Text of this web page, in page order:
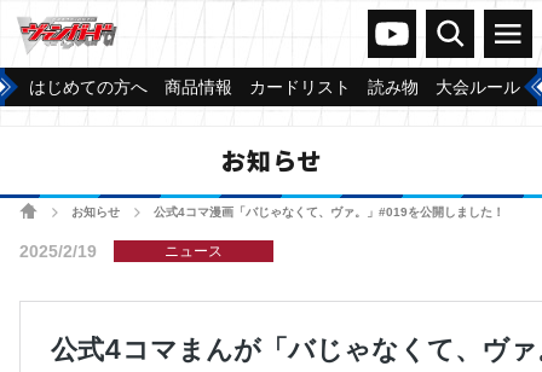
ヴァンガードch
検索 メニュー
はじめての方へ 商品情報 カードリスト 読み物 大会ルール
お知らせ
ホームお知らせ 公式4コマ漫画「バじゃなくて、ヴァ。」#019を公開しました！
2025/2/19 ニュース